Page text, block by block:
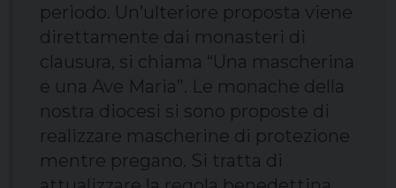
periodo. Un’ulteriore proposta viene
direttamente dai monasteri di
clausura, si chiama “Una mascherina
e una Ave Maria”. Le monache della
nostra diocesi si sono proposte di
realizzare mascherine di protezione
mentre pregano. Si tratta di